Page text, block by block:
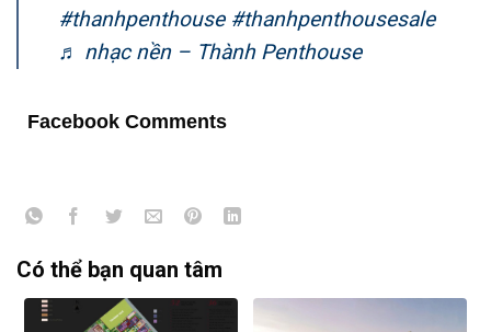
#thanhpenthouse #thanhpenthousesale
♬ nhạc nền – Thành Penthouse
Facebook Comments
Có thể bạn quan tâm